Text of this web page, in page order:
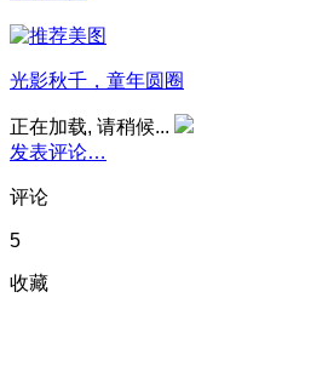
光影秋千，童年圆圈
正在加载, 请稍候...
发表评论…
评论
5
收藏